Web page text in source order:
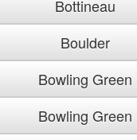
Bottineau
Boulder
Bowling Green
Bowling Green